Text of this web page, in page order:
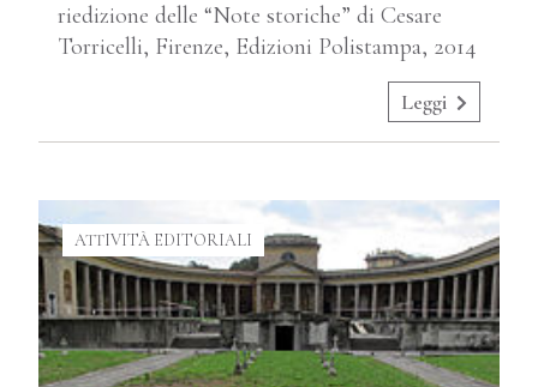
riedizione delle “Note storiche” di Cesare
Torricelli, Firenze, Edizioni Polistampa, 2014
Leggi
ATTIVITÀ EDITORIALI